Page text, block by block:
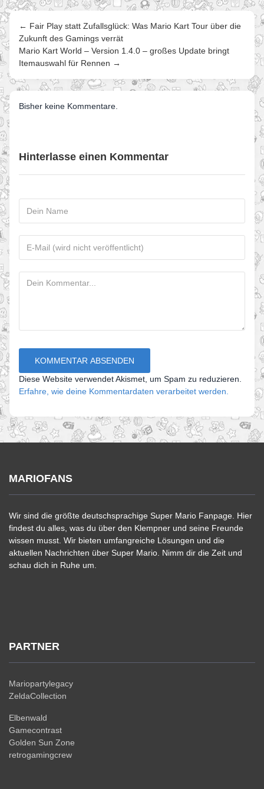
← Fair Play statt Zufallsglück: Was Mario Kart Tour über die
Zukunft des Gamings verrät
Mario Kart World – Version 1.4.0 – großes Update bringt
Itemauswahl für Rennen →
Bisher keine Kommentare.
Hinterlasse einen Kommentar
Diese Website verwendet Akismet, um Spam zu reduzieren.
Erfahre, wie deine Kommentardaten verarbeitet werden.
MARIOFANS
Wir sind die größte deutschsprachige Super Mario Fanpage. Hier
findest du alles, was du über den Klempner und seine Freunde
wissen musst. Wir bieten umfangreiche Lösungen und die
aktuellen Nachrichten über Super Mario. Nimm dir die Zeit und
schau dich in Ruhe um.
PARTNER
Mariopartylegacy
ZeldaCollection
Elbenwald
Gamecontrast
Golden Sun Zone
retrogamingcrew